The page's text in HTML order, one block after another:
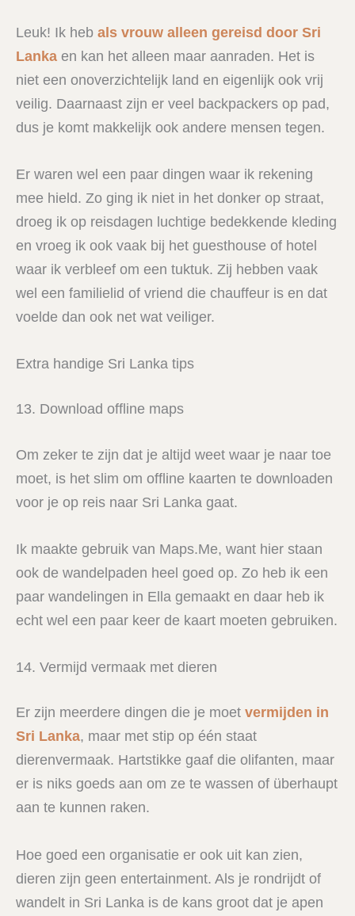
Leuk! Ik heb als vrouw alleen gereisd door Sri
Lanka en kan het alleen maar aanraden. Het is
niet een onoverzichtelijk land en eigenlijk ook vrij
veilig. Daarnaast zijn er veel backpackers op pad,
dus je komt makkelijk ook andere mensen tegen.
Er waren wel een paar dingen waar ik rekening
mee hield. Zo ging ik niet in het donker op straat,
droeg ik op reisdagen luchtige bedekkende kleding
en vroeg ik ook vaak bij het guesthouse of hotel
waar ik verbleef om een tuktuk. Zij hebben vaak
wel een familielid of vriend die chauffeur is en dat
voelde dan ook net wat veiliger.
Extra handige Sri Lanka tips
13. Download offline maps
Om zeker te zijn dat je altijd weet waar je naar toe
moet, is het slim om offline kaarten te downloaden
voor je op reis naar Sri Lanka gaat.
Ik maakte gebruik van Maps.Me, want hier staan
ook de wandelpaden heel goed op. Zo heb ik een
paar wandelingen in Ella gemaakt en daar heb ik
echt wel een paar keer de kaart moeten gebruiken.
14. Vermijd vermaak met dieren
Er zijn meerdere dingen die je moet vermijden in
Sri Lanka, maar met stip op één staat
dierenvermaak. Hartstikke gaaf die olifanten, maar
er is niks goeds aan om ze te wassen of überhaupt
aan te kunnen raken.
Hoe goed een organisatie er ook uit kan zien,
dieren zijn geen entertainment. Als je rondrijdt of
wandelt in Sri Lanka is de kans groot dat je apen